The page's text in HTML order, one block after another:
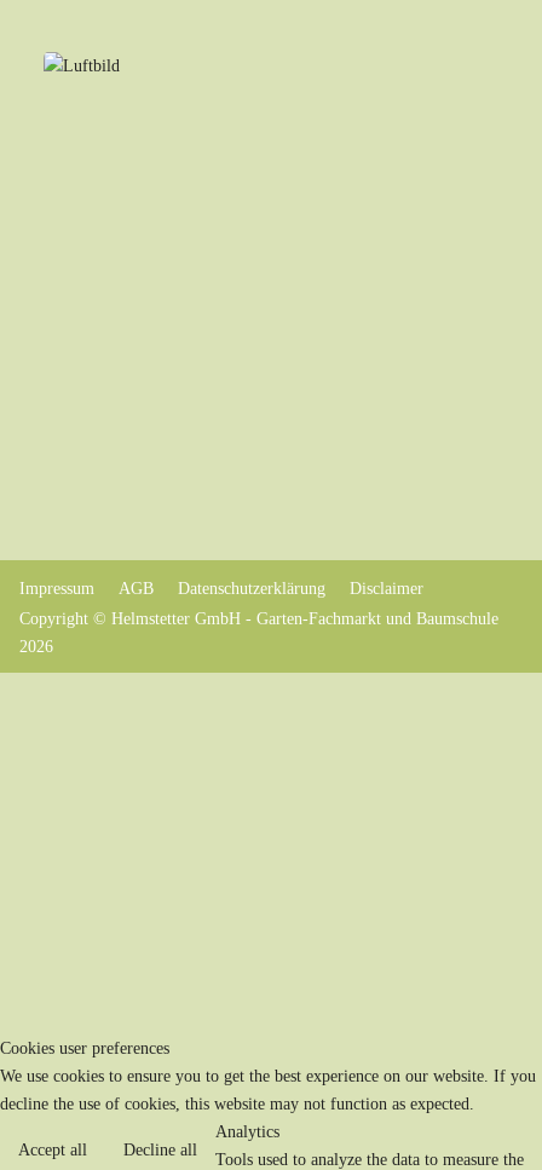
Impressum AGB Datenschutzerklärung
Disclaimer
Copyright © Helmstetter GmbH - Garten-Fachmarkt und Baumschule
2026
Cookies user preferences
We use cookies to ensure you to get the best experience on our website. If you
decline the use of cookies, this website may not function as expected.
Accept all Decline all
Analytics
Tools used to analyze the data to measure the